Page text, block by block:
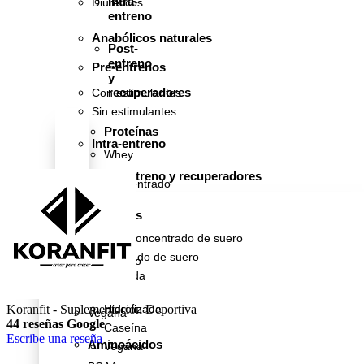
entreno
Post-
entreno
y
recuperadores
Proteínas
Whey
Concentrado
-
Aislado
Hidrolizada
Caseína
Vegana
Anabólicos naturales
Pre-entrenos
Con estimulantes
Sin estimulantes
Intra-entreno
Post-entreno y recuperadores
Proteínas
Whey - Concentrado de suero
Iso - Aislado de suero
Hidrolizada
Vegana
Aminoácidos
Koranfit - Suplementación Deportiva
44 reseñas Google
Escribe una reseña